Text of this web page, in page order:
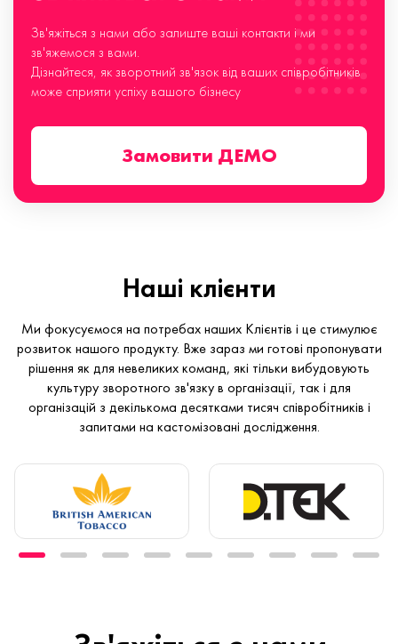
Зв'яжіться з нами або залиште ваші контакти і ми
зв'яжемося з вами.
Дізнайтеся, як зворотний зв'язок від ваших співробітників
може сприяти успіху вашого бізнесу
Замовити ДЕМО
Наші клієнти
Ми фокусуємося на потребах наших Клієнтів і це стимулює
розвиток нашого продукту. Вже зараз ми готові пропонувати
рішення як для невеликих команд, які тільки вибудовують
культуру зворотного зв'язку в організації, так і для
організацій з декількома десятками тисяч співробітників і
запитами на кастомізовані дослідження.